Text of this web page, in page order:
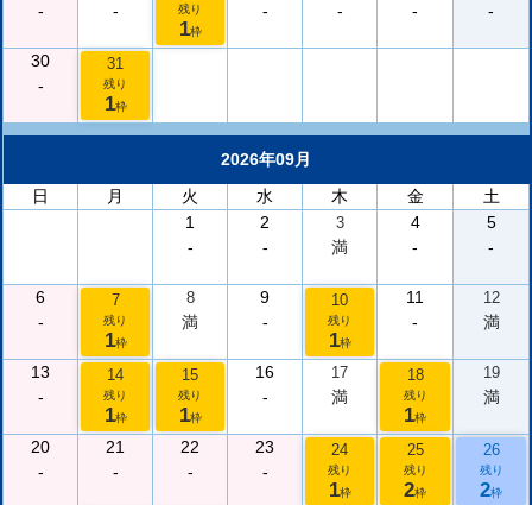
-
-
残り
1枠
-
-
-
-
30
-
31
残り
1枠
2026年09月
日
月 火 水 木 金
土
1
-
2
-
3
満
4
-
5
-
6
-
7
残り
1枠
8
満
9
-
10
残り
1枠
11
-
12
満
13
-
14
残り
1枠
15
残り
1枠
16
-
17
満
18
残り
1枠
19
満
20
-
21
-
22
-
23
-
24
残り
1枠
25
残り
2枠
26
残り
2枠